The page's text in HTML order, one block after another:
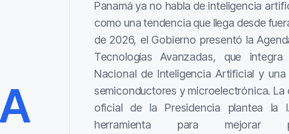
Panamá ya no habla de inteligencia
como una tendencia que llega desde
de 2026, el Gobierno presentó la
Tecnologías Avanzadas, que integra
Nacional de Inteligencia Artificial y
semiconductores y microelectrónica. La
oficial de la Presidencia plantea la
herramienta para mejorar